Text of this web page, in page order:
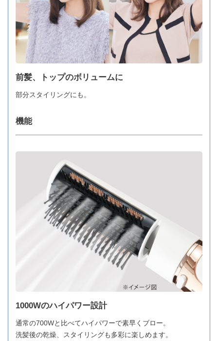
前髪、トップのボリュームに
部分スタイリングにも。
機能
1000Wのハイパワー設計
通常の700Wと比べてハイパワーで素早くブロー。
洗髪後の乾燥、スタイリングも多彩に楽しめます。